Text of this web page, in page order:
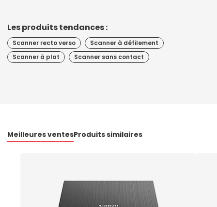
Les produits tendances :
Scanner recto verso
Scanner à défilement
Scanner à plat
Scanner sans contact
Meilleures ventesProduits similaires